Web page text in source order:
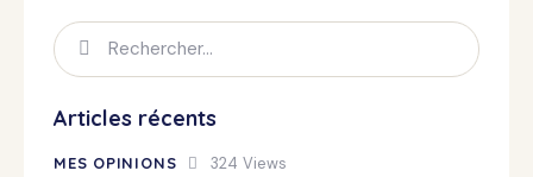
Articles récents
MES OPINIONS 324 Views